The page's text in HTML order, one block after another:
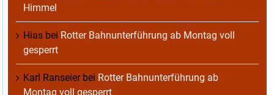
Himmel
Hias bei Rotter Bahnunterführung ab Montag voll
gesperrt
Karl Ranseierbei Rotter Bahnunterführung ab
Montag voll gesperrt